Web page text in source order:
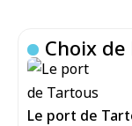
Choix de
Le port de